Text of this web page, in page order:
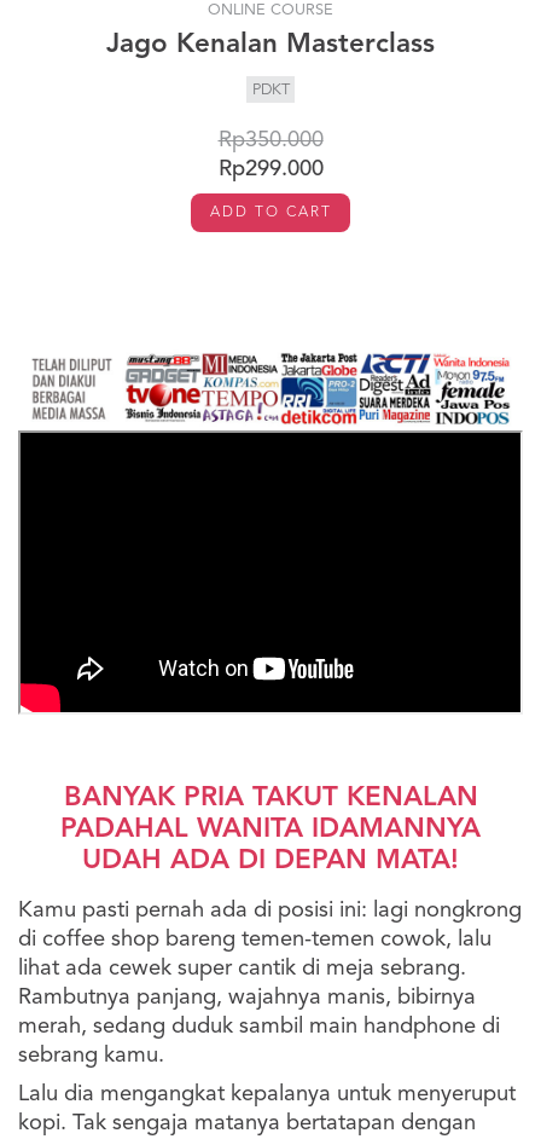
ONLINE COURSE
Jago Kenalan Masterclass
PDKT
Rp350.000
Rp299.000
ADD TO CART
BANYAK PRIA TAKUT KENALAN
PADAHAL WANITA IDAMANNYA
UDAH ADA DI DEPAN MATA!
Kamu pasti pernah ada di posisi ini: lagi nongkrong
di coffee shop bareng temen-temen cowok, lalu
lihat ada cewek super cantik di meja sebrang.
Rambutnya panjang, wajahnya manis, bibirnya
merah, sedang duduk sambil main handphone di
sebrang kamu.
Lalu dia mengangkat kepalanya untuk menyeruput
kopi. Tak sengaja matanya bertatapan dengan